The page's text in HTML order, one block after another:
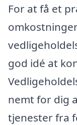
For at få et
god idé at
nemt for dig
tjenester fra